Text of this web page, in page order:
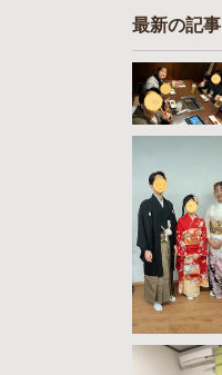
最新の記事